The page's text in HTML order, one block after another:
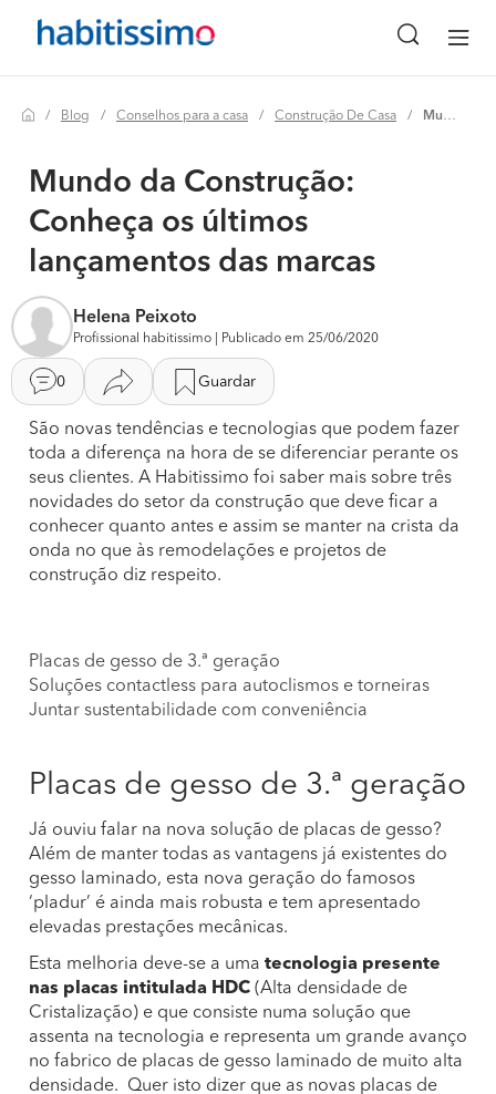
Blog Conselhos para a casa Construção De Casa Mundo da construção: conheça os últimos lançamentos das marcas
Mundo da Construção:
Conheça os últimos
lançamentos das marcas
Helena Peixoto
Profissional habitissimo | Publicado em 25/06/2020
0 Guardar
São novas tendências e tecnologias que podem fazer
toda a diferença na hora de se diferenciar perante os
seus clientes. A Habitissimo foi saber mais sobre três
novidades do setor da construção que deve ficar a
conhecer quanto antes e assim se manter na crista da
onda no que às remodelações e projetos de
construção diz respeito.
Placas de gesso de 3.ª geração
Soluções contactless para autoclismos e torneiras
Juntar sustentabilidade com conveniência
Placas de gesso de 3.ª geração
Já ouviu falar na nova solução de placas de gesso?
Além de manter todas as vantagens já existentes do
gesso laminado, esta nova geração do famosos
‘pladur’ é ainda mais robusta e tem apresentado
elevadas prestações mecânicas.
Esta melhoria deve-se a uma tecnologia presente
nas placas intitulada HDC (Alta densidade de
Cristalização) e que consiste numa solução que
assenta na tecnologia e representa um grande avanço
no fabrico de placas de gesso laminado de muito alta
densidade. Quer isto dizer que as novas placas de